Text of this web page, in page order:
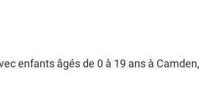
enfants âgés de 0 à 19 ans à Camden,